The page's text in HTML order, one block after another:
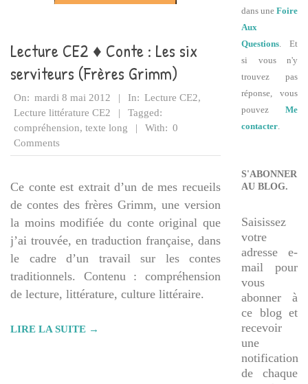
Lecture CE2 ♦ Conte : Les six
serviteurs (Frères Grimm)
2012-
05-
08
On: mardi 8 mai 2012 In: Lecture CE2,
Lecture littérature CE2
Tagged:
compréhension, texte long With: 0
Comments
Ce conte est extrait d’un de mes recueils
de contes des frères Grimm, une version
la moins modifiée du conte original que
j’ai trouvée, en traduction française, dans
le cadre d’un travail sur les contes
traditionnels. Contenu : compréhension
de lecture, littérature, culture littéraire.
LIRE LA SUITE →
dans une Foire
Aux
Questions . Et
si vous n'y
trouvez pas
réponse, vous
pouvez Me
contacter
S'ABONNER
AU BLOG.
Saisissez
votre
adresse e-
mail pour
vous
abonner à
ce blog et
recevoir
une
notification
de chaque